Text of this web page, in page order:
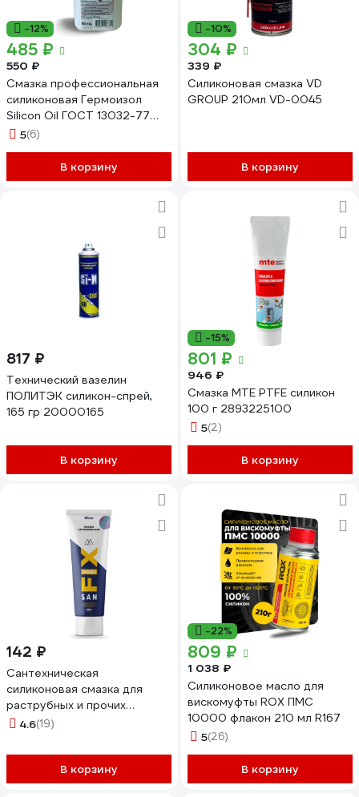
-12%
485 ₽
550 ₽
Смазка профессиональная
силиконовая Гермоизол
Silicon Oil ГОСТ 13032-77
БП-00002320
5(6)
В корзину
-10%
304 ₽
339 ₽
Силиконовая смазка VD
GROUP 210мл VD-0045
В корзину
817 ₽
Технический вазелин
ПОЛИТЭК силикон-спрей,
165 гр 20000165
В корзину
-15%
801 ₽
946 ₽
Смазка MTE PTFE силикон
100 г 2893225100
5(2)
В корзину
142 ₽
Сантехническая
силиконовая смазка для
раструбных и прочих
соединений Sanfix 65 мл, в
4.6(19)
В корзину
-22%
809 ₽
1 038 ₽
Силиконовое масло для
вискомуфты ROX ПМС
10000 флакон 210 мл R167
5(26)
В корзину